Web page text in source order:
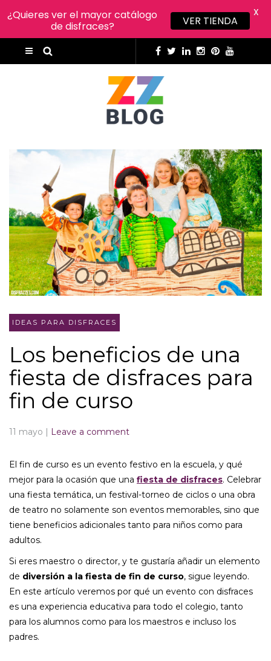
IDEAS PARA DISFRACES
Los beneficios de una
fiesta de disfraces para
fin de curso
11 mayo | Leave a comment
El fin de curso es un evento festivo en la escuela, y qué
mejor para la ocasión que una fiesta de disfraces. Celebrar
una fiesta temática, un festival-torneo de ciclos o una obra
de teatro no solamente son eventos memorables, sino que
tiene beneficios adicionales tanto para niños como para
adultos.
Si eres maestro o director, y te gustaría añadir un elemento
de diversión a la fiesta de fin de curso, sigue leyendo.
En este artículo veremos por qué un evento con disfraces
es una experiencia educativa para todo el colegio, tanto
para los alumnos como para los maestros e incluso los
padres.
¿Quieres ver el mayor catálogo
de disfraces?
VER TIENDA X